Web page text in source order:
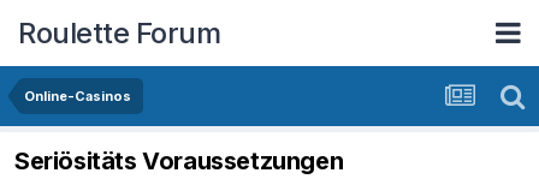
Roulette Forum
Online-Casinos
Seriösitäts Voraussetzungen